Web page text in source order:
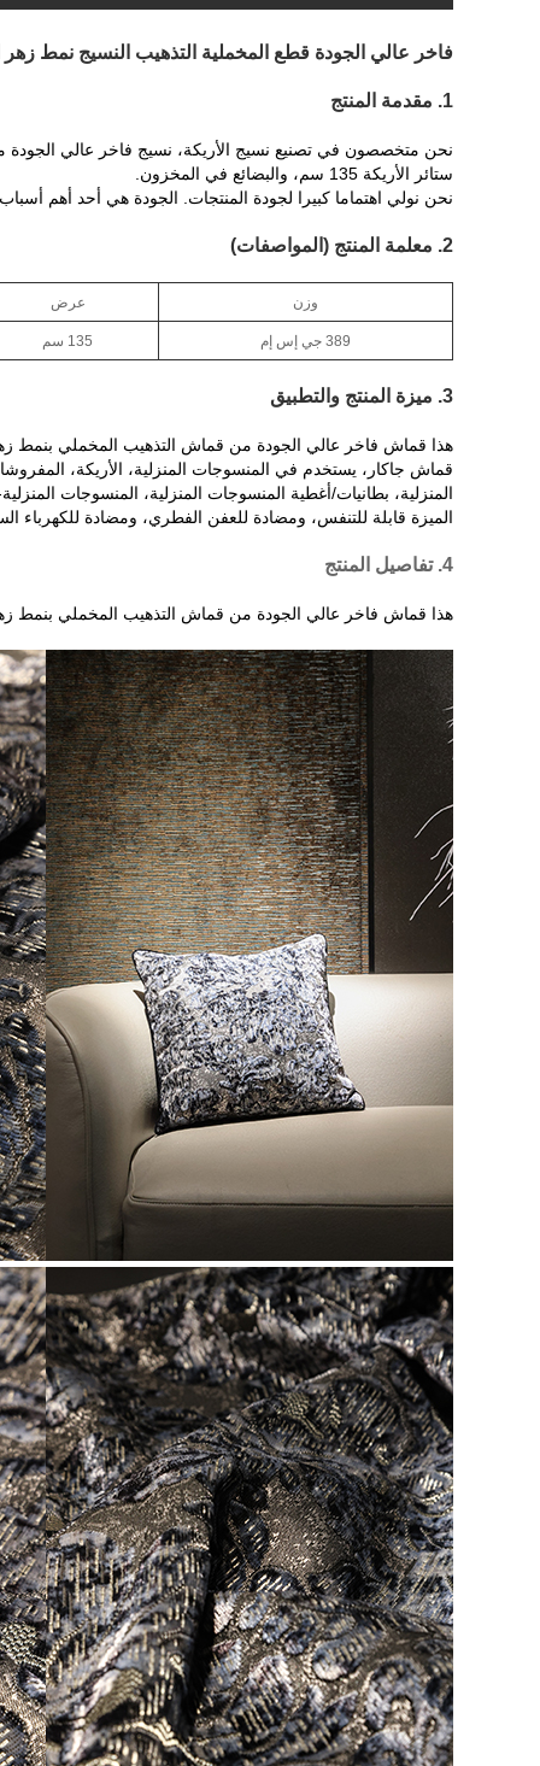
فاخر عالي الجودة قطع المخملية التذهيب النسيج نمط
1. مقدمة المنتج
نحن متخصصون في تصنيع نسيج الأريكة، نسيج فاخر عالي
ستائر الأريكة 135 سم، والبضائع في المخزون.
نحن نولي اهتماما كبيرا لجودة المنتجات. الجودة هي أحد أهم أسباب
2. معلمة المنتج (المواصفات)
وزن عرض
389 جي إس إم 135 سم
3. ميزة المنتج والتطبيق
قماش جاكار، يستخدم في المنسوجات المنزلية، الأريكة،
المنزلية، بطانيات/أغطية المنسوجات المنزلية، المنسوجات
الميزة قابلة للتنفس، ومضادة للعفن الفطري، ومضادة للكهرباء
4. تفاصيل المنتج
هذا قماش فاخر عالي الجودة من قماش التذهيب المخملي بنمط